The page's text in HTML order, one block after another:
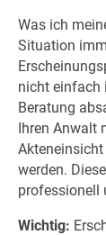
Was ich
Situation
nicht einfach
Beratung
Ihren Anwalt
werden.
professionell
Wichtig: